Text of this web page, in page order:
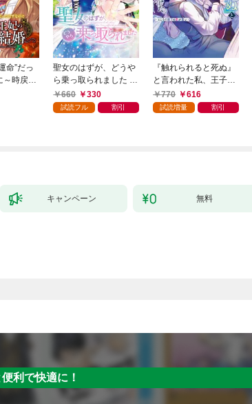
命”だっ
～時戻り
結婚～
聖女のはずが、どうや
ら乗っ取られました 1
巻660 330
試読フル 割引
『触れられると死ぬ』
と言われた私、王子に
触れたら最強の大聖女
になりました。ところ
770 616
試読増量 割引
キャンペーン 無料
利で快適に！